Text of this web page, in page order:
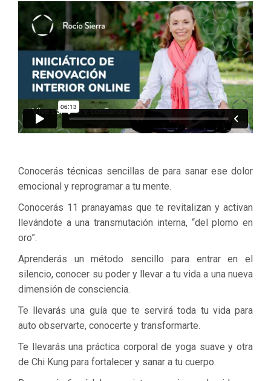
Conocerás técnicas sencillas de para sanar ese dolor
emocional y reprogramar a tu mente.
Conocerás 11 pranayamas que te revitalizan y activan
llevándote a una transmutación interna, “del plomo en
oro”.
Aprenderás un método sencillo para entrar en el
silencio, conocer su poder y llevar a tu vida a una nueva
dimensión de consciencia.
Te llevarás una guía que te servirá toda tu vida para
auto observarte, conocerte y transformarte.
Te llevarás una práctica corporal de yoga suave y otra
de Chi Kung para fortalecer y sanar a tu cuerpo.